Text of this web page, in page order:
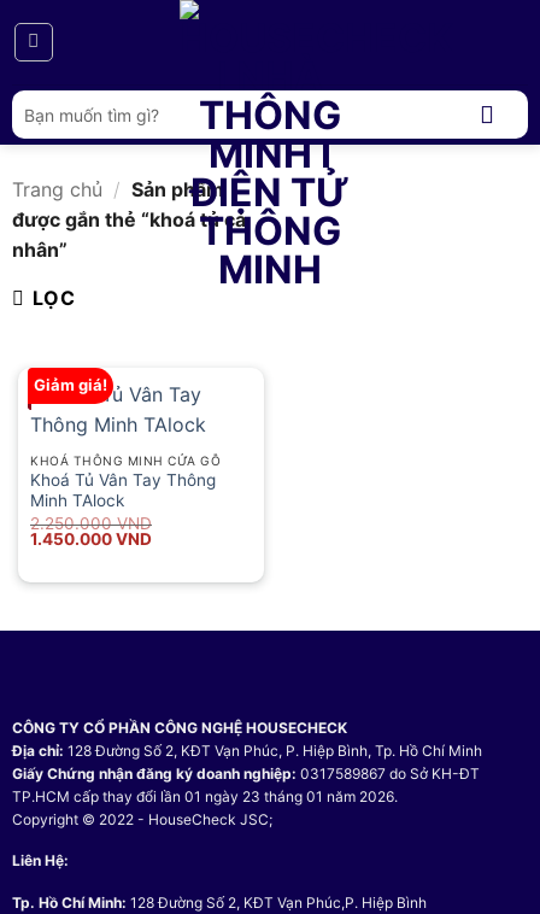
qua
dung
Tìm
kiếm:
Trang chủ / Sản phẩm
được gắn thẻ “khoá tủ cá
nhân”
LỌC
Giảm giá!
KHOÁ THÔNG MINH CỬA GỖ
Khoá Tủ Vân Tay Thông
Minh TAlock
2.250.000VND
Giá
gốc
1.450.000VND
Giá
hiện
1.450.000 VND.
CÔNG TY CỔ PHẦN CÔNG NGHỆ HOUSECHECK
Địa chỉ: 128 Đường Số 2, KĐT Vạn Phúc, P. Hiệp Bình, Tp. Hồ Chí Minh
Giấy Chứng nhận đăng ký doanh nghiệp: 0317589867 do Sở KH-ĐT
TP.HCM cấp thay đổi lần 01 ngày 23 tháng 01 năm 2026.
Copyright © 2022 - HouseCheck JSC;
Liên Hệ:
Tp. Hồ Chí Minh: 128 Đường Số 2, KĐT Vạn Phúc,P. Hiệp Bình